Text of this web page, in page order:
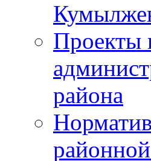
Проекты
района